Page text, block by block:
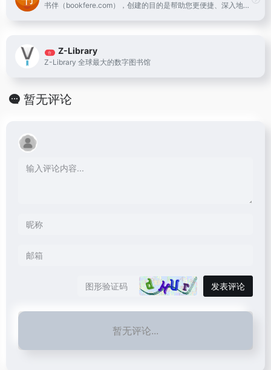
书伴（bookfere.com），创建的目的是帮助您更便捷、深入地使用手中的Kindle阅读器，让读书成为生命的一部分，让灵魂永远行走在路上。
合 Z-Library
Z-Library 全球最大的数字图书馆
暂无评论
发表评论
暂无评论...